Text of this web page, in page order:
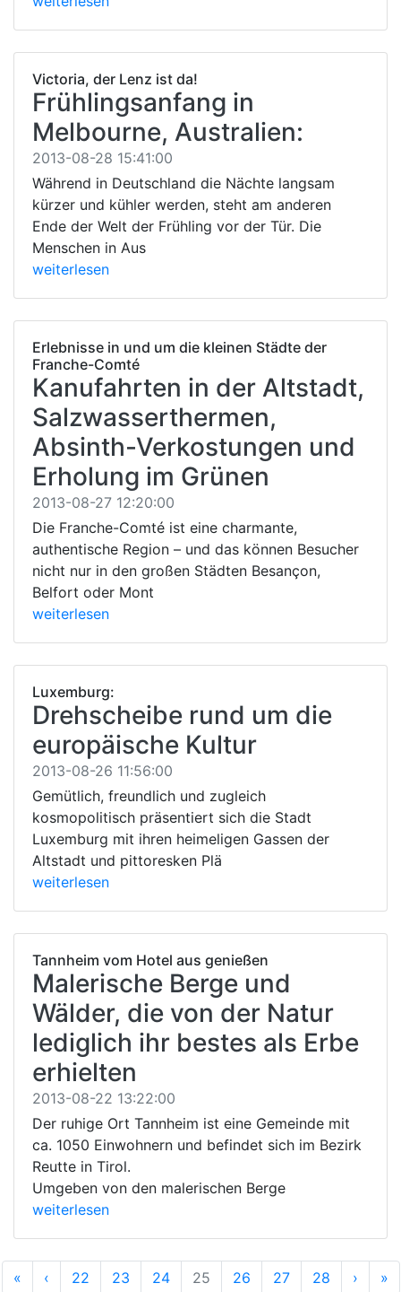
Victoria, der Lenz ist da!
Frühlingsanfang in
Melbourne, Australien:
2013-08-28 15:41:00
Während in Deutschland die Nächte langsam
kürzer und kühler werden, steht am anderen
Ende der Welt der Frühling vor der Tür. Die
Menschen in Aus
weiterlesen
Erlebnisse in und um die kleinen Städte der
Franche-Comté
Kanufahrten in der Altstadt,
Salzwasserthermen,
Absinth-Verkostungen und
Erholung im Grünen
2013-08-27 12:20:00
Die Franche-Comté ist eine charmante,
authentische Region – und das können Besucher
nicht nur in den großen Städten Besançon,
Belfort oder Mont
weiterlesen
Luxemburg:
Drehscheibe rund um die
europäische Kultur
2013-08-26 11:56:00
Gemütlich, freundlich und zugleich
kosmopolitisch präsentiert sich die Stadt
Luxemburg mit ihren heimeligen Gassen der
Altstadt und pittoresken Plä
weiterlesen
Tannheim vom Hotel aus genießen
Malerische Berge und
Wälder, die von der Natur
lediglich ihr bestes als Erbe
erhielten
2013-08-22 13:22:00
Der ruhige Ort Tannheim ist eine Gemeinde mit
ca. 1050 Einwohnern und befindet sich im Bezirk
Reutte in Tirol.
Umgeben von den malerischen Berge
weiterlesen
« Anfang
‹Vorherige
22 23 24 25 26 27 28 › »